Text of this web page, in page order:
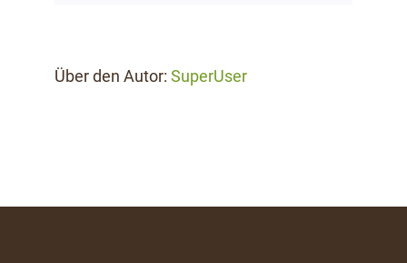
Über den Autor: SuperUser